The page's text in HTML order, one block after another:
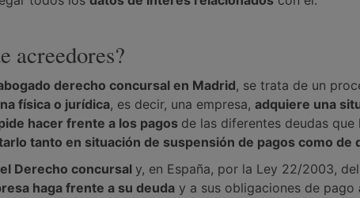
acreedores?
derecho concursal en Madrid, se trata de un
física o jurídica, es decir, una empresa, adquiere una
hacer frente a los pagos de las diferentes deudas que
tanto en situación de suspensión de pagos como de
Derecho concursal y, en España, por la Ley 22/2003,
haga frente a su deuda y a sus obligaciones de pago